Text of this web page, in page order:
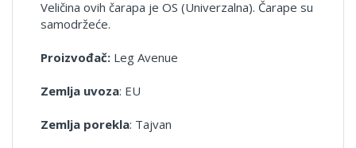
Veličina ovih čarapa je OS (Univerzalna). Čarape su
samodržeće.
Proizvođač: Leg Avenue
Zemlja uvoza: EU
Zemlja porekla: Tajvan